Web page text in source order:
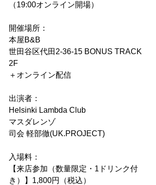
（19:00オンライン開場）
開催場所：
本屋B&B
世田谷区代田2-36-15 BONUS TRACK
2F
＋オンライン配信
出演者：
Helsinki Lambda Club
マスダレンゾ
司会 軽部徹(UK.PROJECT)
入場料：
【来店参加（数量限定・1ドリンク付
き）】1,800円（税込）